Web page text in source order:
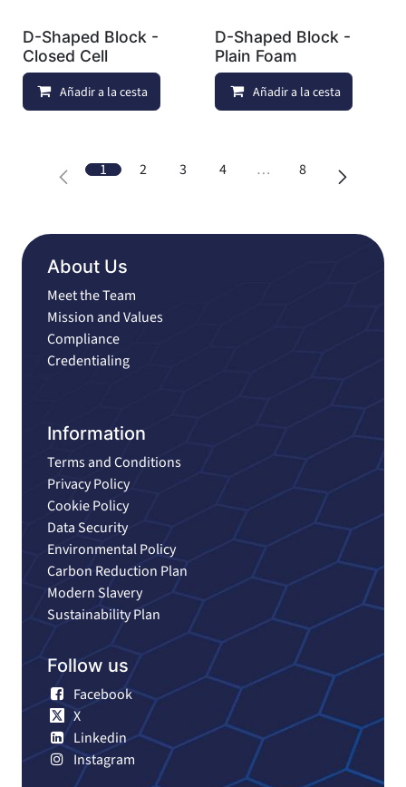
D-Shaped Block -
Closed Cell
Añadir a la cesta Añadir a lista de deseos
D-Shaped Block -
Plain Foam
Añadir a la cesta
1 2 3 4 … 8
About Us
Meet the Team
Mission and Values
Compliance
Credentialing
Information
Terms and Conditions
Privacy Policy
Cookie Policy
Data Security
Environmental Policy
Carbon Reduction Plan
Modern Slavery
Sustainability Plan
Follow us
Facebook
X
Linkedin
Instagram